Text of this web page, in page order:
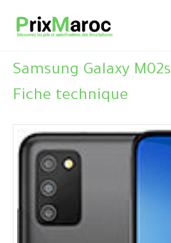
Samsung Galaxy
Fiche technique